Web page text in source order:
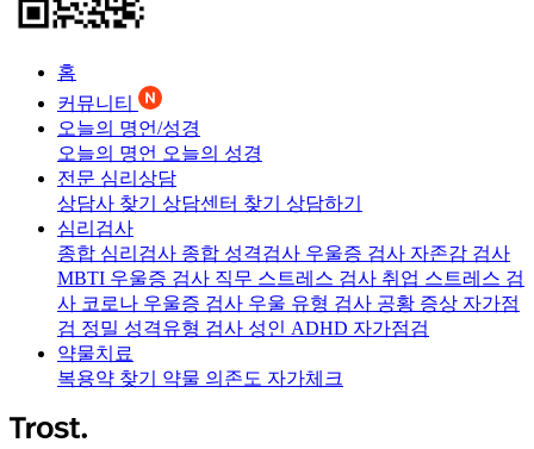
홈
커뮤니티
오늘의 명언/성경
오늘의 명언 오늘의 성경
전문 심리상담
상담사 찾기 상담센터 찾기 상담하기
심리검사
종합 심리검사 종합 성격검사 우울증 검사 자존감 검사
MBTI 우울증 검사 직무 스트레스 검사 취업 스트레스 검
사 코로나 우울증 검사 우울 유형 검사 공황 증상 자가점
검 정밀 성격유형 검사 성인 ADHD 자가점검
약물치료
복용약 찾기 약물 의존도 자가체크